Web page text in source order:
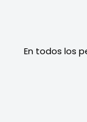
En todos los